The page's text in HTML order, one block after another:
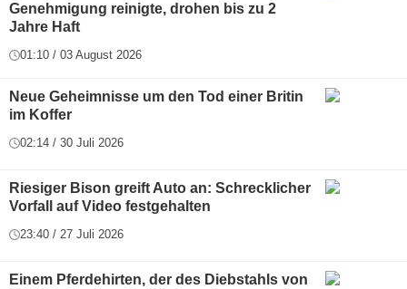
Genehmigung reinigte, drohen bis zu 2
Jahre Haft
01:10 / 03 August 2026
Neue Geheimnisse um den Tod einer Britin
im Koffer
02:14 / 30 Juli 2026
Riesiger Bison greift Auto an: Schrecklicher
Vorfall auf Video festgehalten
23:40 / 27 Juli 2026
Einem Pferdehirten, der des Diebstahls von